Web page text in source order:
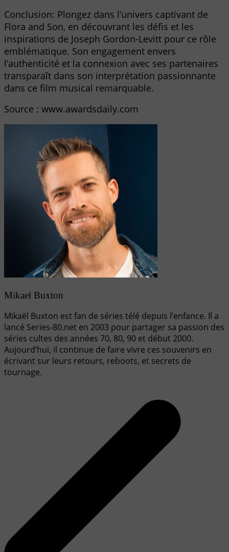
Conclusion: Plongez dans l’univers captivant de
Flora and Son, en découvrant les défis et les
inspirations de Joseph Gordon-Levitt pour ce rôle
emblématique. Son engagement envers
l’authenticité et la connexion avec ses partenaires
transparaît dans son interprétation passionnante
dans ce film musical remarquable.
Source : www.awardsdaily.com
Mikael Buxton
Mikaël Buxton est fan de séries télé depuis l’enfance. Il a
lancé Series-80.net en 2003 pour partager sa passion des
séries cultes des années 70, 80, 90 et début 2000.
Aujourd’hui, il continue de faire vivre ces souvenirs en
écrivant sur leurs retours, reboots, et secrets de
tournage.